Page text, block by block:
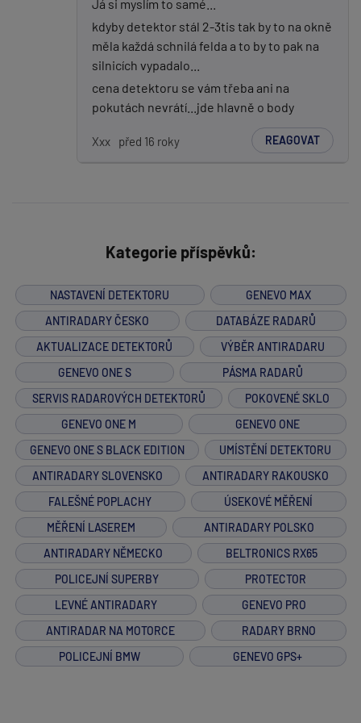
Já si myslím to samé...
kdyby detektor stál 2-3tis tak by to na okně
měla každá schnilá felda a to by to pak na
silnicích vypadalo...
cena detektoru se vám třeba ani na
pokutách nevrátí...jde hlavně o body
Xxx před 16 roky REAGOVAT
Kategorie příspěvků:
NASTAVENÍ DETEKTORU
GENEVO MAX
ANTIRADARY ČESKO
DATABÁZE RADARŮ
AKTUALIZACE DETEKTORŮ
VÝBĚR ANTIRADARU
GENEVO ONE S
PÁSMA RADARŮ
SERVIS RADAROVÝCH DETEKTORŮ
POKOVENÉ SKLO
GENEVO ONE M
GENEVO ONE
GENEVO ONE S BLACK EDITION
UMÍSTĚNÍ DETEKTORU
ANTIRADARY SLOVENSKO
ANTIRADARY RAKOUSKO
FALEŠNÉ POPLACHY
ÚSEKOVÉ MĚŘENÍ
MĚŘENÍ LASEREM
ANTIRADARY POLSKO
ANTIRADARY NĚMECKO
BELTRONICS RX65
POLICEJNÍ SUPERBY
PROTECTOR
LEVNÉ ANTIRADARY
GENEVO PRO
ANTIRADAR NA MOTORCE
RADARY BRNO
POLICEJNÍ BMW
GENEVO GPS+